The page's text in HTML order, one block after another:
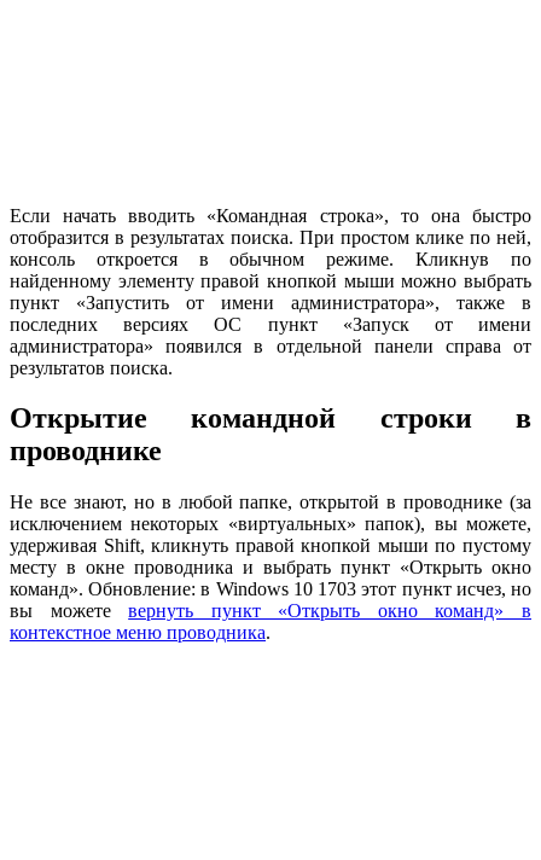
Если начать вводить «Командная строка», то она быстро
отобразится в результатах поиска. При простом клике по ней,
консоль откроется в обычном режиме. Кликнув по
найденному элементу правой кнопкой мыши можно выбрать
пункт «Запустить от имени администратора», также в
последних версиях ОС пункт «Запуск от имени
администратора» появился в отдельной панели справа от
результатов поиска.
Открытие командной строки в
проводнике
Не все знают, но в любой папке, открытой в проводнике (за
исключением некоторых «виртуальных» папок), вы можете,
удерживая Shift, кликнуть правой кнопкой мыши по пустому
месту в окне проводника и выбрать пункт «Открыть окно
команд». Обновление: в Windows 10 1703 этот пункт исчез, но
вы можетевернуть пункт «Открыть окно команд» в
контекстное меню проводника.